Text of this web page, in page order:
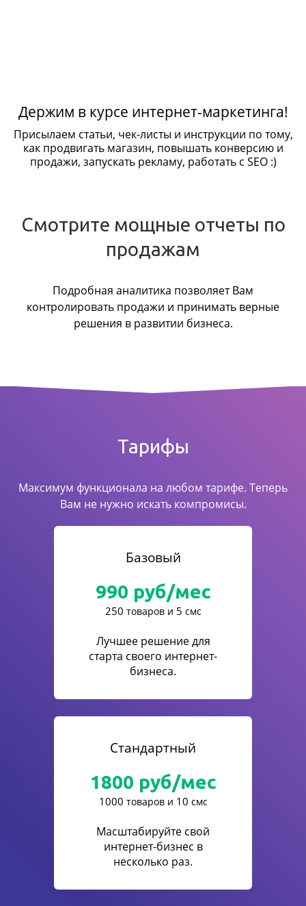
Держим в курсе интернет-маркетинга!
Присылаем статьи, чек-листы и инструкции по тому,
как продвигать магазин, повышать конверсию и
продажи, запускать рекламу, работать с SEO :)
Смотрите мощные отчеты по
продажам
Подробная аналитика позволяет Вам
контролировать продажи и принимать верные
решения в развитии бизнеса.
Тарифы
Максимум функционала на любом тарифе. Теперь
Вам не нужно искать компромисы.
Базовый
990 руб/мес
250 товаров и 5 смс
Лучшее решение для
старта своего интернет-
бизнеса.
Стандартный
1800 руб/мес
1000 товаров и 10 смс
Масштабируйте свой
интернет-бизнес в
несколько раз.